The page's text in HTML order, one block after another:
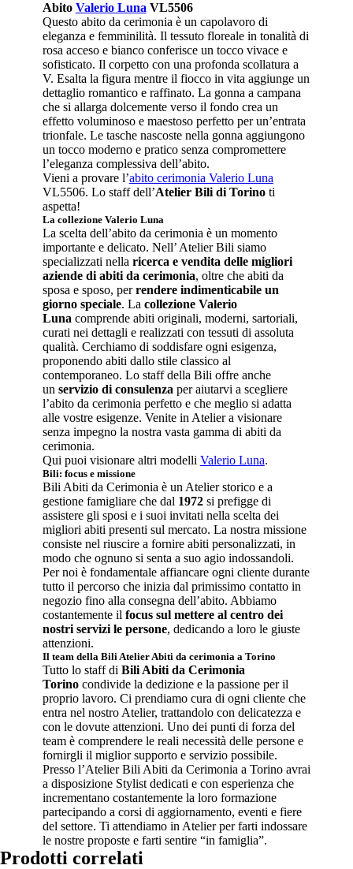
Abito Valerio Luna VL5506
Questo abito da cerimonia è un capolavoro di
eleganza e femminilità. Il tessuto floreale in tonalità di
rosa acceso e bianco conferisce un tocco vivace e
sofisticato. Il corpetto con una profonda scollatura a
V. Esalta la figura mentre il fiocco in vita aggiunge un
dettaglio romantico e raffinato. La gonna a campana
che si allarga dolcemente verso il fondo crea un
effetto voluminoso e maestoso perfetto per un’entrata
trionfale. Le tasche nascoste nella gonna aggiungono
un tocco moderno e pratico senza compromettere
l’eleganza complessiva dell’abito.
Vieni a provare l’abito cerimonia Valerio Luna
VL5506. Lo staff dell’Atelier Bili di Torinoti
aspetta!
La collezione Valerio Luna
La scelta dell’abito da cerimonia è un momento
importante e delicato. Nell’ Atelier Bili siamo
specializzati nella ricerca e vendita delle migliori
aziende di abiti da cerimonia, oltre che abiti da
sposa e sposo, perrendere indimenticabile un
giorno speciale. La collezione Valerio
Luna comprende abiti originali, moderni, sartoriali,
curati nei dettagli e realizzati con tessuti di assoluta
qualità. Cerchiamo di soddisfare ogni esigenza,
proponendo abiti dallo stile classico al
contemporaneo. Lo staff della Bili offre anche
un servizio di consulenza per aiutarvi a scegliere
l’abito da cerimonia perfetto e che meglio si adatta
alle vostre esigenze. Venite in Atelier a visionare
senza impegno la nostra vasta gamma di abiti da
cerimonia.
Qui puoi visionare altri modelli Valerio Luna.
Bili: focus e missione
Bili Abiti da Cerimonia è un Atelier storico e a
gestione famigliare che dal 1972si prefigge di
assistere gli sposi e i suoi invitati nella scelta dei
migliori abiti presenti sul mercato. La nostra missione
consiste nel riuscire a fornire abiti personalizzati, in
modo che ognuno si senta a suo agio indossandoli.
Per noi è fondamentale affiancare ogni cliente durante
tutto il percorso che inizia dal primissimo contatto in
negozio fino alla consegna dell’abito. Abbiamo
costantemente il focus sul mettere al centro dei
nostri servizi le persone, dedicando a loro le giuste
attenzioni.
Il team della Bili Atelier Abiti da cerimonia a Torino
Tutto lo staff di Bili Abiti da Cerimonia
Torinocondivide la dedizione e la passione per il
proprio lavoro. Ci prendiamo cura di ogni cliente che
entra nel nostro Atelier, trattandolo con delicatezza e
con le dovute attenzioni. Uno dei punti di forza del
team è comprendere le reali necessità delle persone e
fornirgli il miglior supporto e servizio possibile.
Presso l’Atelier Bili Abiti da Cerimonia a Torino avrai
a disposizione Stylist dedicati e con esperienza che
incrementano costantemente la loro formazione
partecipando a corsi di aggiornamento, eventi e fiere
del settore. Ti attendiamo in Atelier per farti indossare
le nostre proposte e farti sentire “in famiglia”.
Prodotti correlati